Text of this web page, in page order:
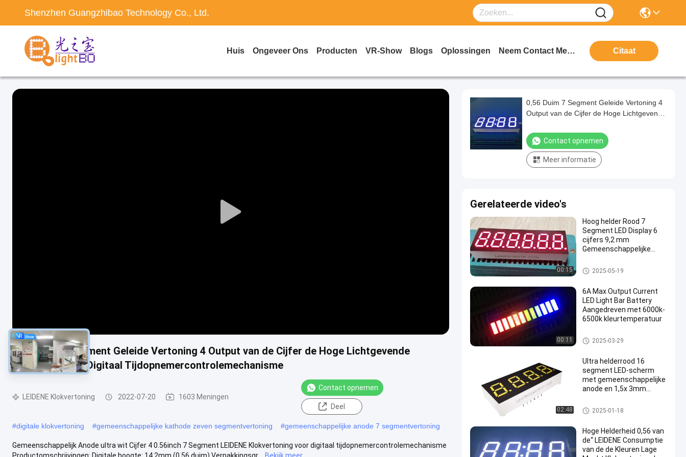
Shenzhen Guangzhibao Technology Co., Ltd.
Huis Ongeveer Ons Producten VR-Show Blogs Oplossingen Neem Contact Met Ons Op Citaat
Play
0,56 Duim 7 Segment Geleide Vertoning 4 Output van de Cijfer de Hoge Lichtgevende
Intensiteit voor Digitaal Tijdopnemercontrolemechanisme
LEIDENE Klokvertoning 2022-07-20 1603 Meningen
Contact opnemen
Deel
#digitale klokvertoning #gemeenschappelijke kathode zeven segmentvertoning #gemeenschappelijke anode 7 segmentvertoning
Gemeenschappelijk Anode ultra wit Cijfer 4 0.56inch 7 Segment LEIDENE Klokvertoning voor digitaal tijdopnemercontrolemechanisme
Productomschrijvingen: Digitale hoogte: 14.2mm (0,56 duim) Verpakkingsgr...
Bekijk meer
0,56 Duim 7 Segment Geleide Vertoning 4
Output van de Cijfer de Hoge Lichtgevende
Tijdopnemercontrolemechanisme
Contact opnemen
Meer informatie
Gerelateerde video's
00:15
Hoog helder Rood 7
Segment LED Display 6
cijfers 9,2 mm
Gemeenschappelijke
Countdown Timer
7 segment LEIDENE Vertoning
2025-05-19
00:11
6A Max Output Current
LED Light Bar Battery
Aangedreven met 6000k-
6500k kleurtemperatuur
LEIDENE lichte bar
2025-03-29
02:48
Ultra helderrood 16
segment LED-scherm
met gemeenschappelijke
anode en 1,5x 3mm
16 Segment LEIDENE Vertonin
g
2025-01-18
Hoge Helderheid 0,56 van
de“ LEIDENE Consumptie
van de de Kleuren Lage